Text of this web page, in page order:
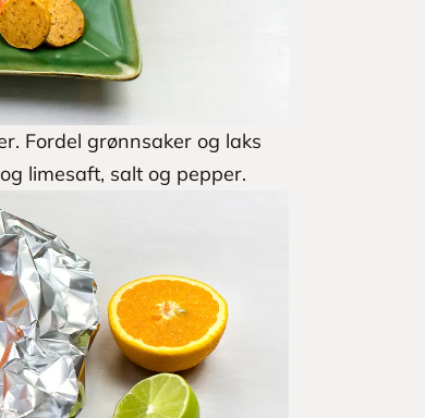
Fordel grønnsaker og laks
limesaft, salt og pepper.